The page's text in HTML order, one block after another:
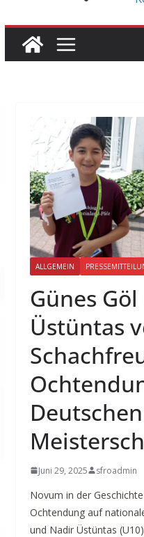
ALLGEMEIN
Günes
Üstüntas
Juni 29, 2025 sfroadmin
Novum in der
Ochtendung auf
und Nadir Üstüntas